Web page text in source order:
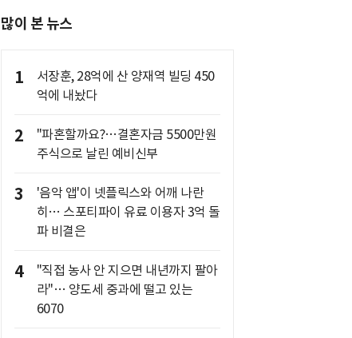
많이 본 뉴스
1
서장훈, 28억에 산 양재역 빌딩 450
억에 내놨다
2
"파혼할까요?…결혼자금 5500만원
주식으로 날린 예비신부
3
'음악 앱'이 넷플릭스와 어깨 나란
히… 스포티파이 유료 이용자 3억 돌
파 비결은
4
"직접 농사 안 지으면 내년까지 팔아
라"… 양도세 중과에 떨고 있는
6070